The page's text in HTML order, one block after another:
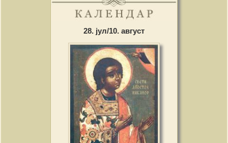
28. јул/10. август